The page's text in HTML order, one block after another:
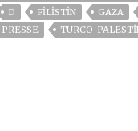
D FİLİSTİN GAZA
PRESSE TURCO-